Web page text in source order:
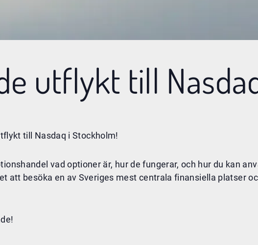
utflykt till
till Nasdaq i Stockholm!
vad optioner är, hur de fungerar, och hur du kan
att besöka en av Sveriges mest centrala finansiella platser